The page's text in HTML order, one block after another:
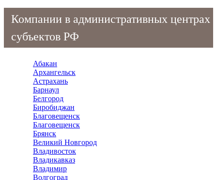
Компании в административных центрах
субъектов РФ
Абакан
Архангельск
Астрахань
Барнаул
Белгород
Биробиджан
Благовещенск
Благовещенск
Брянск
Великий Новгород
Владивосток
Владикавказ
Владимир
Волгоград